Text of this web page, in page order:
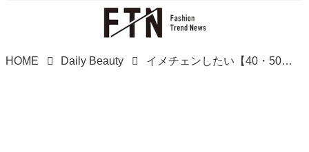
HOME Daily Beauty イメチェンしたい【40・50代】へ → ウルフ"すぎない"「プチウルフ」が超推せるーー！！